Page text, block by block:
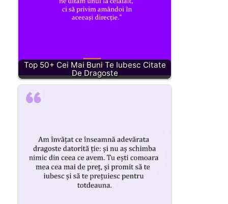
Top 50+ Cei Mai Buni Te Iubesc Citate
De Dragoste